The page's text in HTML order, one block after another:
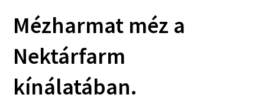
Mézharmat méz a
Nektárfarm
kínálatában.